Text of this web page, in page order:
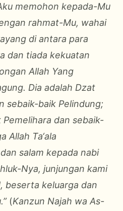
memohon kepada-Mu
rahmat-Mu, wahai
di antara para
dan tiada kekuatan
Allah Yang
Dia adalah Dzat
sebaik-baik Pelindung;
dan sebaik-
Allah Ta‘ala
salam kepada nabi
Nya, junjungan kami
beserta keluarga dan
(Kanzun Najah wa As-